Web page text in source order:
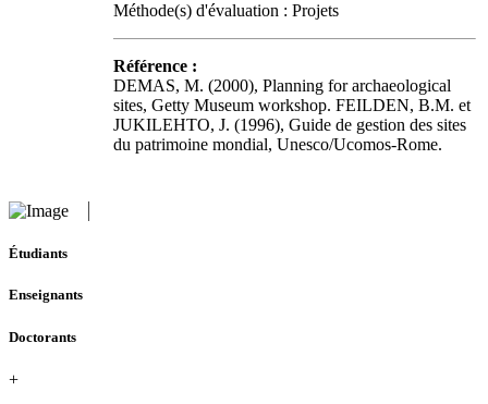
Méthode(s) d'évaluation : Projets
Référence :
DEMAS, M. (2000), Planning for archaeological
sites, Getty Museum workshop. FEILDEN, B.M. et
JUKILEHTO, J. (1996), Guide de gestion des sites
du patrimoine mondial, Unesco/Ucomos-Rome.
Étudiants
Enseignants
Doctorants
+